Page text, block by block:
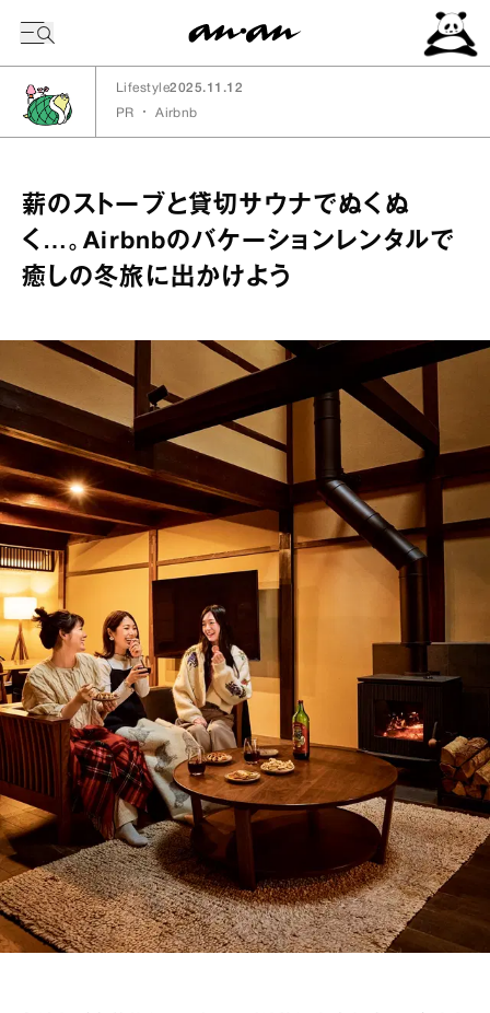
Lifestyle2025.11.12
PR ・ Airbnb
薪のストーブと貸切サウナでぬくぬ
く…。Airbnbのバケーションレンタルで
癒しの冬旅に出かけよう